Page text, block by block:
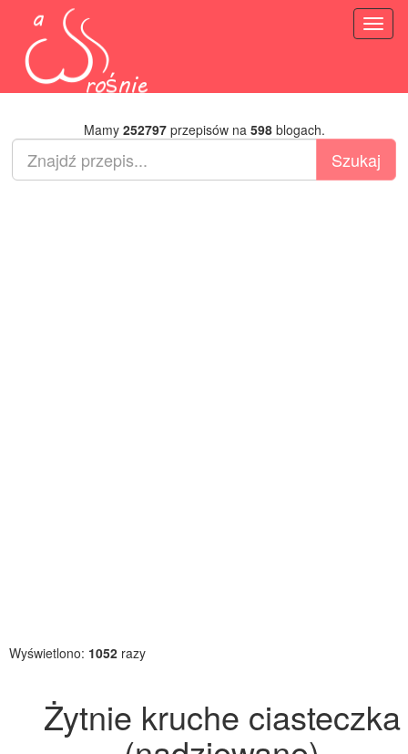
Mamy 252797przepisów na 598blogach.
Wyświetlono: 1052 razy
Żytnie kruche ciasteczka